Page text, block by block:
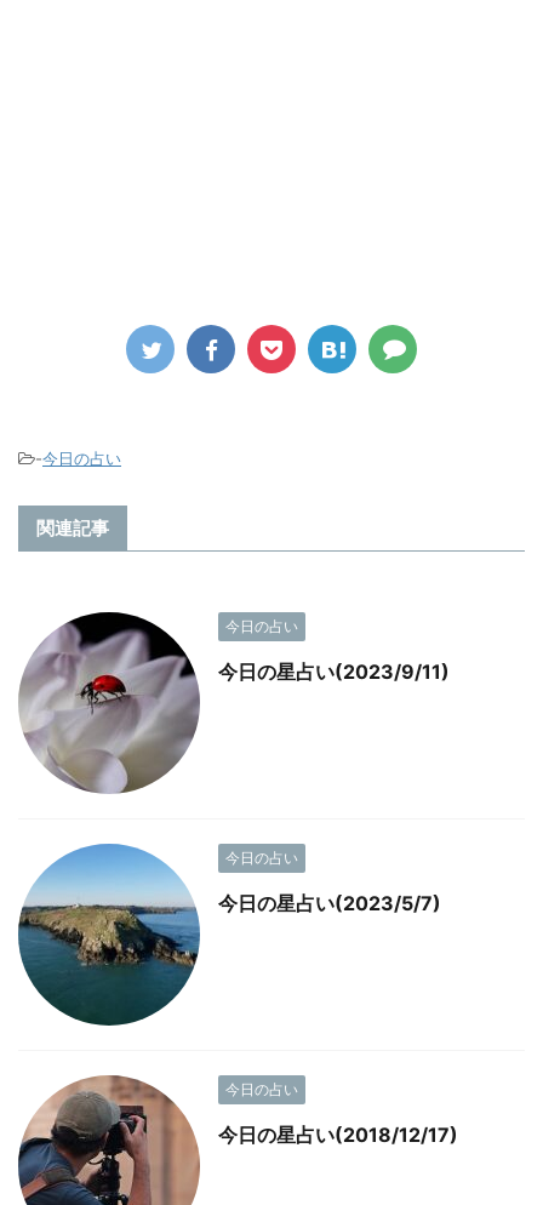
-今日の占い
関連記事
今日の占い
今日の星占い(2023/9/11)
今日の占い
今日の星占い(2023/5/7)
今日の占い
今日の星占い(2018/12/17)